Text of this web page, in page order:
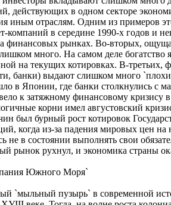
действующих в одном секторе
иным отраслям. Одним из примеров
компаний в середине 1990-х годов и
финансовых рынках. Во-вторых,
много. На самом деле богатство
на текущих котировках. В-третьих,
банки) выдают слишком много
в Японии, где банки столкнулись с
к затяжному финансовому кризису в
корни имел августовский
был бурный рост котировок
когда из-за падения мировых цен на
не в состоянии выполнять свои
рынок рухнул, и экономика страны
Южного Моря`
`мыльный пузырь` в современной